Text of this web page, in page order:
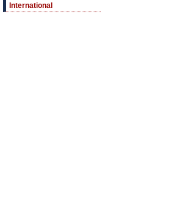
International